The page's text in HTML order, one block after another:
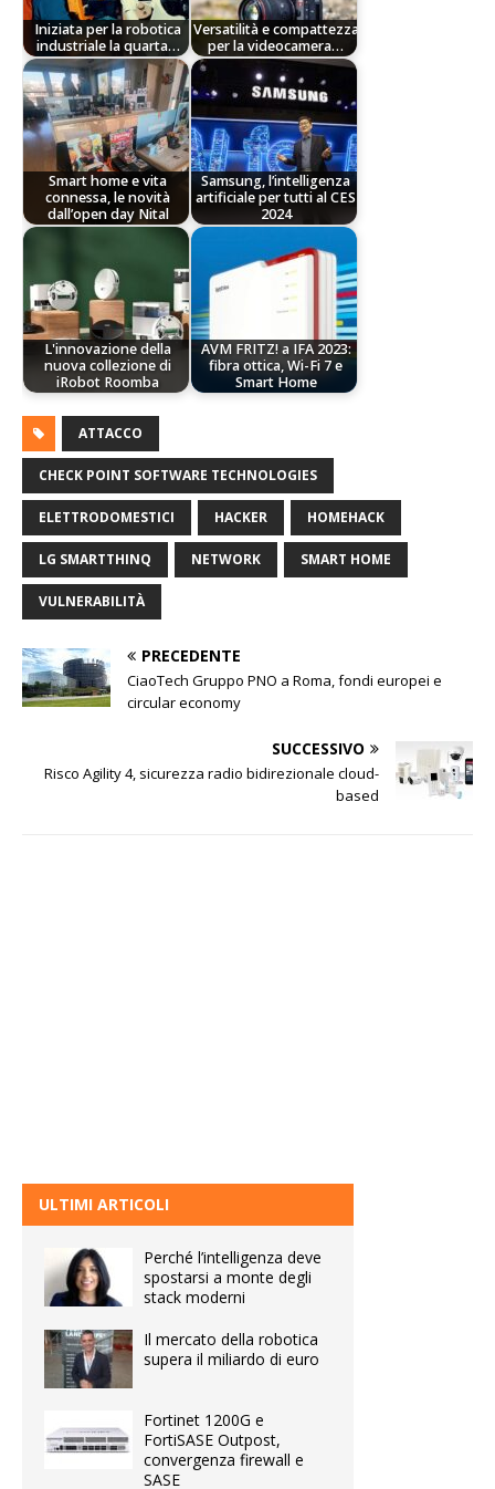
Iniziata per la robotica
industriale la quarta…
Versatilità e compattezza
per la videocamera…
Smart home e vita
connessa, le novità
dall’open day Nital
Samsung, l’intelligenza
artificiale per tutti al CES
2024
L'innovazione della
nuova collezione di
iRobot Roomba
AVM FRITZ! a IFA 2023:
fibra ottica, Wi-Fi 7 e
Smart Home
ATTACCO
CHECK POINT SOFTWARE TECHNOLOGIES
ELETTRODOMESTICI HACKER HOMEHACK
LG SMARTTHINQ NETWORK SMART HOME
VULNERABILITÀ
PRECEDENTE
CiaoTech Gruppo PNO a Roma, fondi europei e
circular economy
SUCCESSIVO
Risco Agility 4, sicurezza radio bidirezionale cloud-
based
ULTIMI ARTICOLI
Perché l’intelligenza deve
spostarsi a monte degli
stack moderni
Il mercato della robotica
supera il miliardo di euro
Fortinet 1200G e
FortiSASE Outpost,
convergenza firewall e
SASE